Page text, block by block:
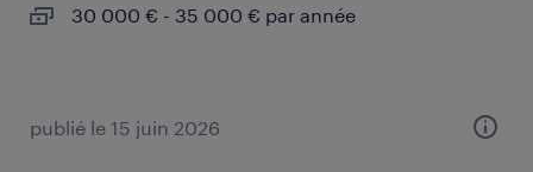
30 000 € - 35 000 € par année
publié le 15 juin 2026